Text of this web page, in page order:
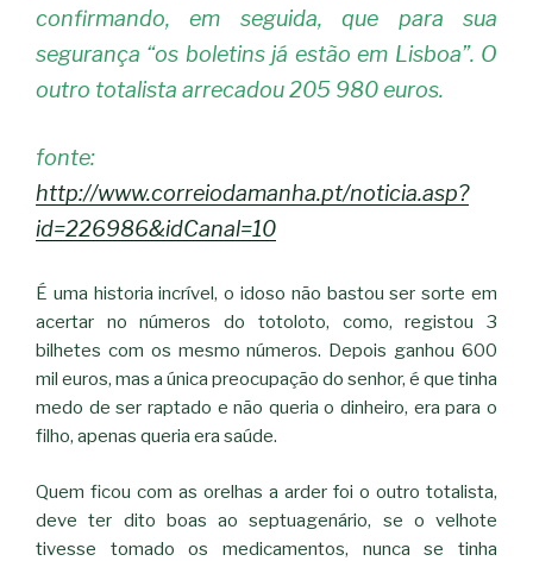
confirmando, em seguida, que para sua
segurança “os boletins já estão em Lisboa”. O
outro totalista arrecadou 205 980 euros.
fonte:
http://www.correiodamanha.pt/noticia.asp?
id=226986&idCanal=10
É uma historia incrível, o idoso não bastou ser sorte em
acertar no números do totoloto, como, registou 3
bilhetes com os mesmo números. Depois ganhou 600
mil euros, mas a única preocupação do senhor, é que tinha
medo de ser raptado e não queria o dinheiro, era para o
filho, apenas queria era saúde.
Quem ficou com as orelhas a arder foi o outro totalista,
deve ter dito boas ao septuagenário, se o velhote
tivesse tomado os medicamentos, nunca se tinha